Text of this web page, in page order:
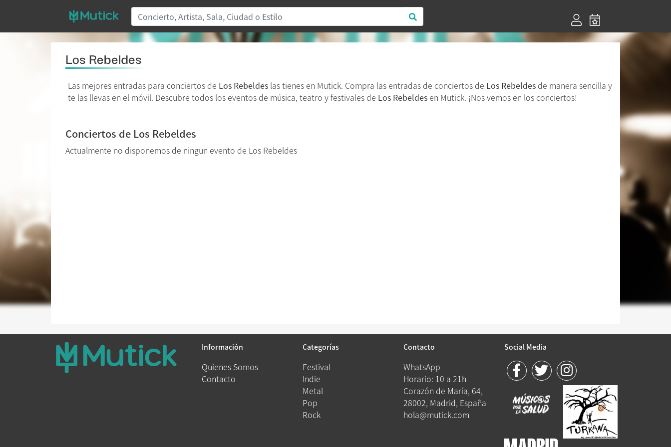
Los Rebeldes
Las mejores entradas para conciertos de Los Rebeldes las tienes en Mutick. Compra las entradas de conciertos de Los Rebeldes de manera sencilla y
te las llevas en el móvil. Descubre todos los eventos de música, teatro y festivales de Los Rebeldes en Mutick. ¡Nos vemos en los conciertos!
Conciertos de Los Rebeldes
Actualmente no disponemos de ningun evento de Los Rebeldes
Información
Quienes Somos
Contacto
Categorías
Festival
Indie
Metal
Pop
Rock
Contacto
WhatsApp
Horario: 10 a 21h
Corazón de María, 64,
28002, Madrid, España
hola@mutick.com
Social Media